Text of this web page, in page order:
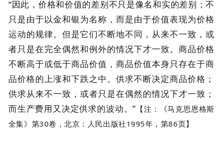
“因此，价格和价值的差别不只是像名和实的差别；不
只是由于以金和银为名称，而是由于价值表现为价格
运动的规律。但是它们不断地不同，从来不一致，或
者只是在完全偶然和例外的情况下才一致。商品价格
不断高于或低于商品价值，商品价值本身只存在于商
品价格的上涨和下跌之中。供求不断决定商品价格；
供求从来不一致，或者只是在偶然的情况下才一致；
而生产费用又决定供求的波动。” 【注：《马克思恩格斯
全集》第30卷，北京：人民出版社1995年，第86页】